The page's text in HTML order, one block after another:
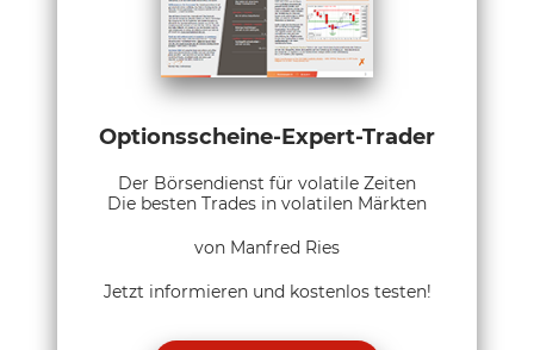
Optionsscheine-Expert-Trader
Der Börsendienst für volatile Zeiten
Die besten Trades in volatilen Märkten
von Manfred Ries
Jetzt informieren und kostenlos testen!